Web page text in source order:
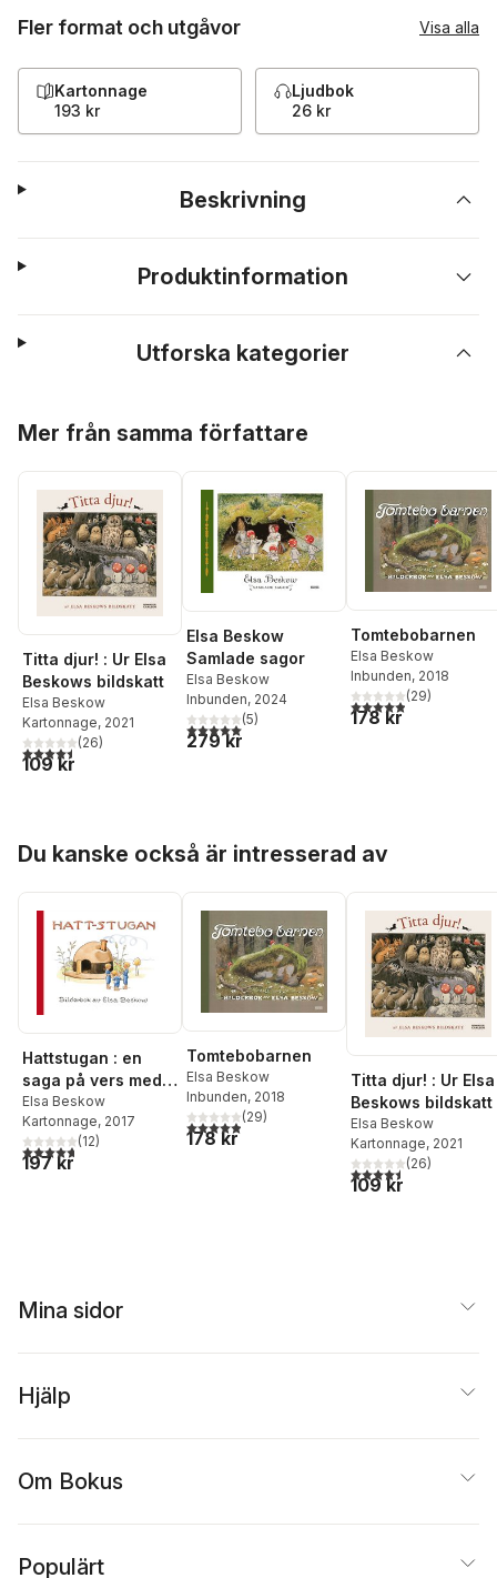
Fler format och utgåvor Visa alla
Kartonnage
193 kr
Ljudbok
26 kr
Beskrivning
Produktinformation
Utforska kategorier
Mer från samma författare
Titta djur! : Ur Elsa
Beskows bildskatt
Elsa Beskow
Kartonnage, 2021
4,5utav 5 stjärnor. Totalt antal röster:
(26)
109 kr
Elsa Beskow
Samlade sagor
Elsa Beskow
Inbunden, 2024
5,0utav 5 stjärnor. Totalt antal röster:
(5)
279 kr
Tomtebobarnen
Elsa Beskow
Inbunden, 2018
4,9utav 5 stjärnor.
(29)
178 kr
Du kanske också är intresserad av
Hattstugan : en
saga på vers med
rim som barnen få
hitta på själva
Elsa Beskow
Kartonnage, 2017
4,7utav 5 stjärnor. Totalt antal röster:
(12)
197 kr
Tomtebobarnen
Elsa Beskow
Inbunden, 2018
4,9utav 5 stjärnor. Totalt antal röster:
(29)
178 kr
Titta djur! : Ur Elsa
Beskows bildskatt
Elsa Beskow
Kartonnage, 2021
4,5utav 5 stjärnor.
(26)
109 kr
Mina sidor
Hjälp
Om Bokus
Populärt